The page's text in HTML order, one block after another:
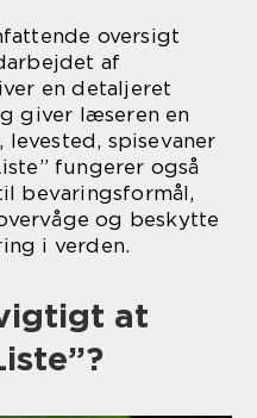
oversigt
af
en detaljeret
giver læseren en
spisevaner
fungerer også
bevaringsformål,
og beskytte
i verden.
at